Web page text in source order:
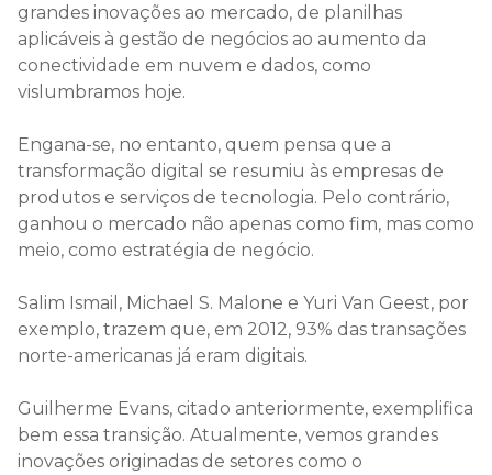
grandes inovações ao mercado, de planilhas
aplicáveis à gestão de negócios ao aumento da
conectividade em nuvem e dados, como
vislumbramos hoje.
Engana-se, no entanto, quem pensa que a
transformação digital se resumiu às empresas de
produtos e serviços de tecnologia. Pelo contrário,
ganhou o mercado não apenas como fim, mas como
meio, como estratégia de negócio.
Salim Ismail, Michael S. Malone e Yuri Van Geest, por
exemplo, trazem que, em 2012, 93% das transações
norte-americanas já eram digitais.
Guilherme Evans, citado anteriormente, exemplifica
bem essa transição. Atualmente, vemos grandes
inovações originadas de setores como o